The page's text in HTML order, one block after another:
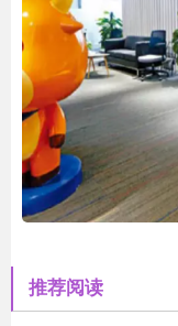
推荐阅读